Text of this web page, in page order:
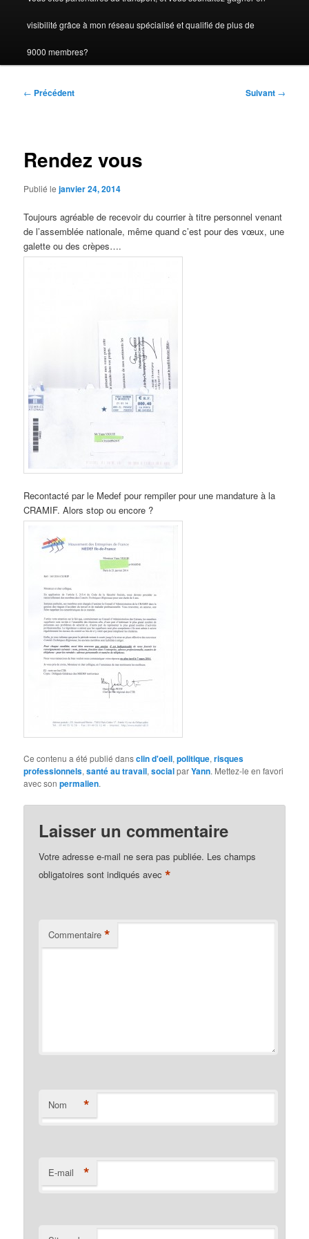
visibilité grâce à mon réseau spécialisé et qualifié de plus de
9000 membres?
Navigation
← Précédent Suivant →
Rendez vous
Publié lejanvier 24, 2014
Toujours agréable de recevoir du courrier à titre personnel venant
de l’assemblée nationale, même quand c’est pour des vœux, une
galette ou des crèpes….
Recontacté par le Medef pour rempiler pour une mandature à la
CRAMIF. Alors stop ou encore ?
Ce contenu a été publié dansclin d'oeil,politique,risques
professionnels,santé au travail,socialparYann. Mettez-le en favori
avec sonpermalien.
Laisser un commentaire
Votre adresse e-mail ne sera pas publiée. Les champs
obligatoires sont indiqués avec*
Commentaire *
Nom *
E-mail *